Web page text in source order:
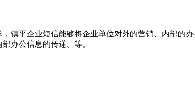
镇平企业短信能够将企业单位对外的营销、内部的
办公信息的传递、等。